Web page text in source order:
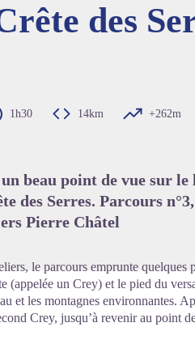
des
1h30 14km +262m
beau point de vue sur
des Serres. Parcours
Pierre Châtel
le parcours emprunte quelques
(appelée un Crey) et le pied du
et les montagnes environnantes.
Crey, jusqu’à revenir au point